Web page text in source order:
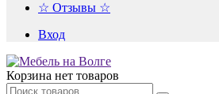
☆ Отзывы ☆
Вход
Корзина нет товаров